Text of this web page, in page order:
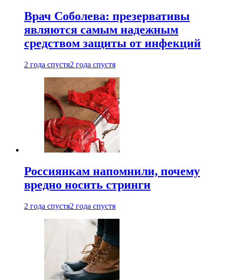
Врач Соболева: презервативы
являются самым надежным
средством защиты от инфекций
2 года спустя2 года спустя
Россиянкам напомнили, почему
вредно носить стринги
2 года спустя2 года спустя